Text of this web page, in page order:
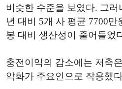
비슷한 수준을 보였다. 그러
년 대비 5개 사 평균 7700만
봉 대비 생산성이 줄어들었
충전이익의 감소에는 저축
악화가 주요인으로 작용했